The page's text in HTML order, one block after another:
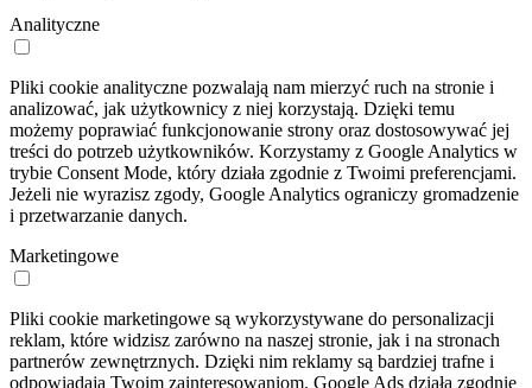
Analityczne
Pliki cookie analityczne pozwalają nam mierzyć ruch na stronie i
analizować, jak użytkownicy z niej korzystają. Dzięki temu
możemy poprawiać funkcjonowanie strony oraz dostosowywać jej
treści do potrzeb użytkowników. Korzystamy z Google Analytics w
trybie Consent Mode, który działa zgodnie z Twoimi preferencjami.
Jeżeli nie wyrazisz zgody, Google Analytics ograniczy gromadzenie
i przetwarzanie danych.
Marketingowe
Pliki cookie marketingowe są wykorzystywane do personalizacji
reklam, które widzisz zarówno na naszej stronie, jak i na stronach
partnerów zewnętrznych. Dzięki nim reklamy są bardziej trafne i
odpowiadają Twoim zainteresowaniom. Google Ads działa zgodnie